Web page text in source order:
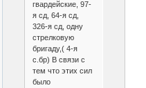
гвардейские, 97-
я сд, 64-я сд,
326-я сд, одну
стрелковую
бригаду,( 4-я
с.бр) В связи с
тем что этих сил
было